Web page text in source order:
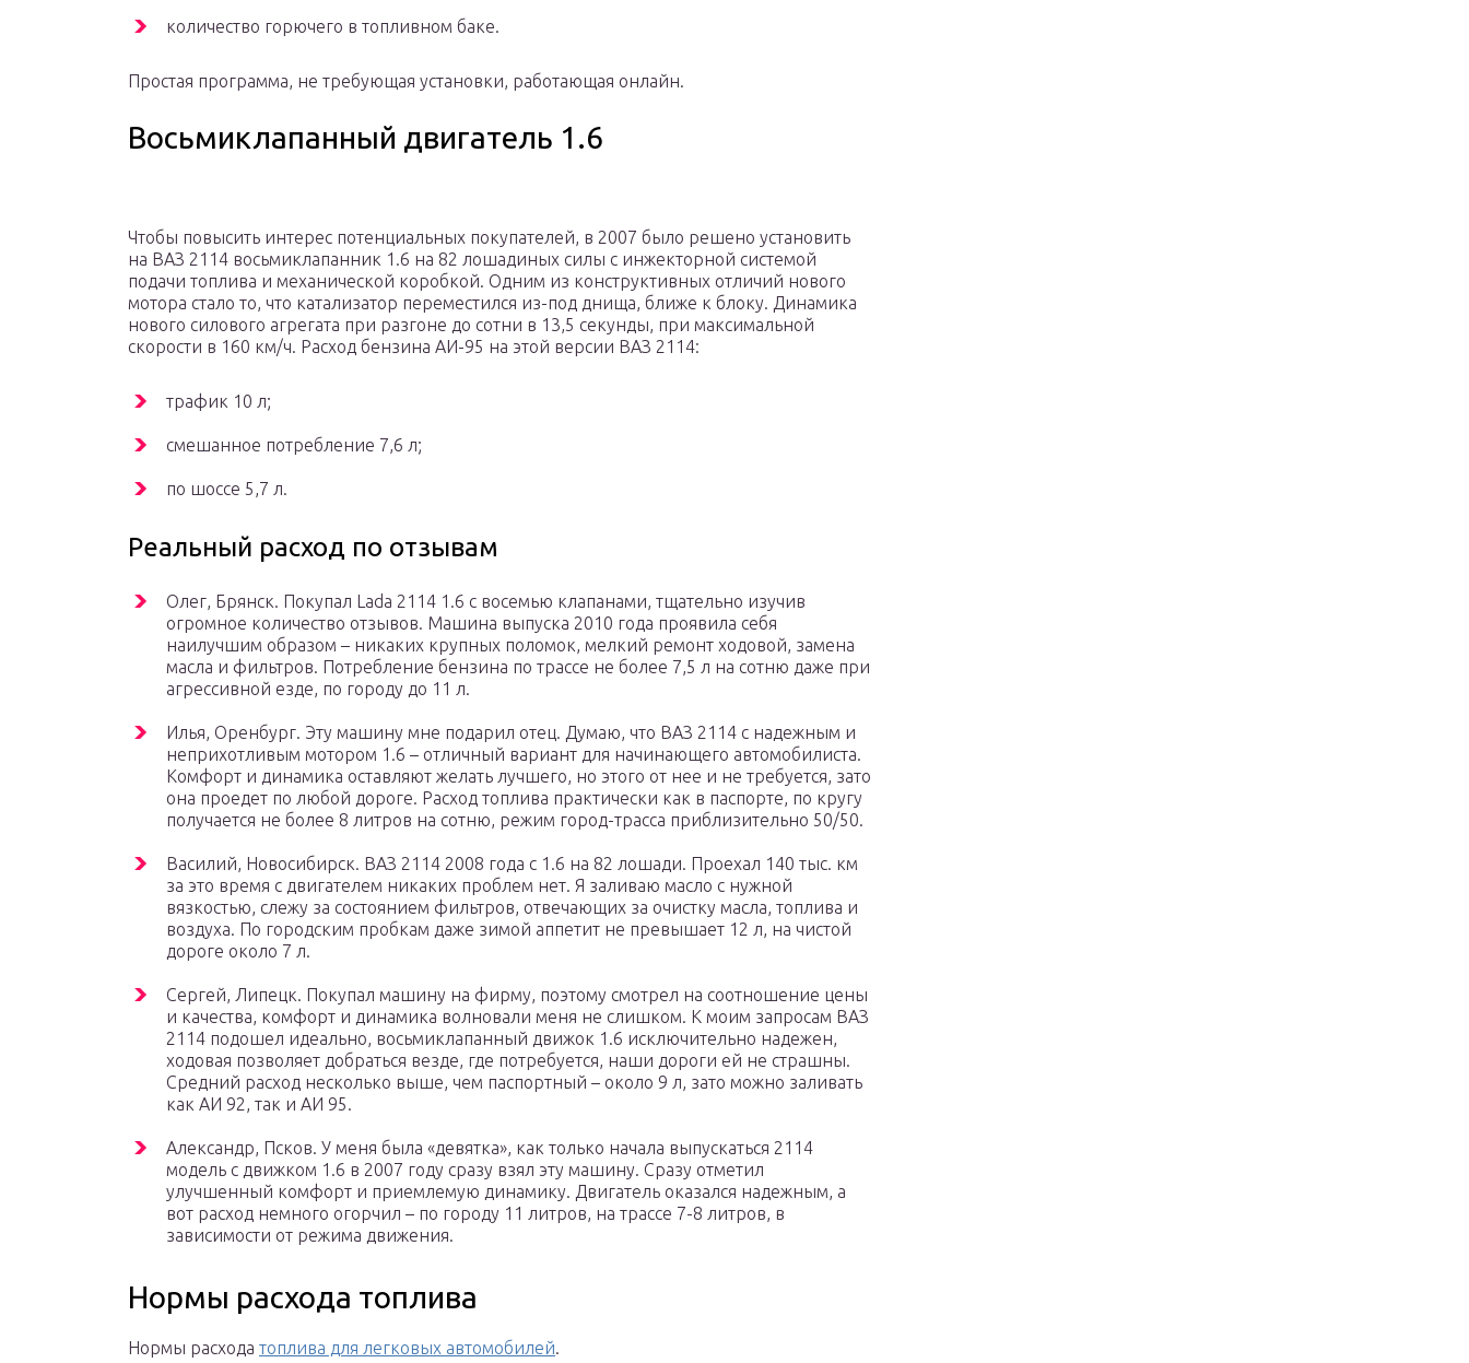
количество горючего в топливном баке.
Простая программа, не требующая установки, работающая онлайн.
Восьмиклапанный двигатель 1.6
Чтобы повысить интерес потенциальных покупателей, в 2007 было решено установить
на ВАЗ 2114 восьмиклапанник 1.6 на 82 лошадиных силы с инжекторной системой
подачи топлива и механической коробкой. Одним из конструктивных отличий нового
мотора стало то, что катализатор переместился из-под днища, ближе к блоку. Динамика
нового силового агрегата при разгоне до сотни в 13,5 секунды, при максимальной
скорости в 160 км/ч. Расход бензина АИ-95 на этой версии ВАЗ 2114:
трафик 10 л;
смешанное потребление 7,6 л;
по шоссе 5,7 л.
Реальный расход по отзывам
Олег, Брянск. Покупал Lada 2114 1.6 с восемью клапанами, тщательно изучив
огромное количество отзывов. Машина выпуска 2010 года проявила себя
наилучшим образом – никаких крупных поломок, мелкий ремонт ходовой, замена
масла и фильтров. Потребление бензина по трассе не более 7,5 л на сотню даже при
агрессивной езде, по городу до 11 л.
Илья, Оренбург. Эту машину мне подарил отец. Думаю, что ВАЗ 2114 с надежным и
неприхотливым мотором 1.6 – отличный вариант для начинающего автомобилиста.
Комфорт и динамика оставляют желать лучшего, но этого от нее и не требуется, зато
она проедет по любой дороге. Расход топлива практически как в паспорте, по кругу
получается не более 8 литров на сотню, режим город-трасса приблизительно 50/50.
Василий, Новосибирск. ВАЗ 2114 2008 года с 1.6 на 82 лошади. Проехал 140 тыс. км
за это время с двигателем никаких проблем нет. Я заливаю масло с нужной
вязкостью, слежу за состоянием фильтров, отвечающих за очистку масла, топлива и
воздуха. По городским пробкам даже зимой аппетит не превышает 12 л, на чистой
дороге около 7 л.
Сергей, Липецк. Покупал машину на фирму, поэтому смотрел на соотношение цены
и качества, комфорт и динамика волновали меня не слишком. К моим запросам ВАЗ
2114 подошел идеально, восьмиклапанный движок 1.6 исключительно надежен,
ходовая позволяет добраться везде, где потребуется, наши дороги ей не страшны.
Средний расход несколько выше, чем паспортный – около 9 л, зато можно заливать
как АИ 92, так и АИ 95.
Александр, Псков. У меня была «девятка», как только начала выпускаться 2114
модель с движком 1.6 в 2007 году сразу взял эту машину. Сразу отметил
улучшенный комфорт и приемлемую динамику. Двигатель оказался надежным, а
вот расход немного огорчил – по городу 11 литров, на трассе 7-8 литров, в
зависимости от режима движения.
Нормы расхода топлива
Нормы расхода топлива для легковых автомобилей.